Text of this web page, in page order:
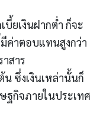
บี้ยเงินฝากต่ำ ก็จะ
ค่าตอบแทนสูงกว่า
สาร
ซึ่งเงินเหล่านั้นก็
ฐกิจภายในประเทศ